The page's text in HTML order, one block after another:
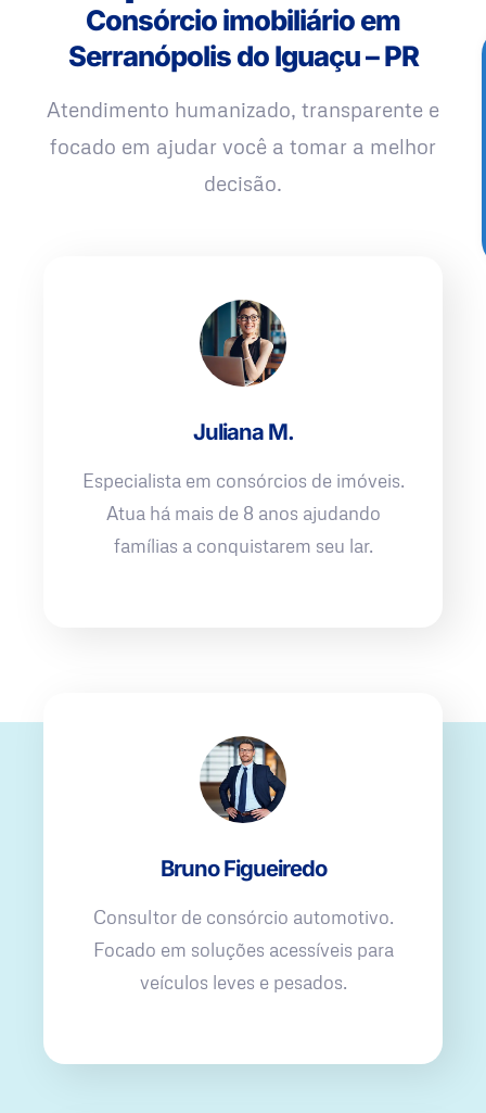
Consórcio imobiliário em
Serranópolis do Iguaçu – PR
Atendimento humanizado, transparente e
focado em ajudar você a tomar a melhor
decisão.
Juliana M.
Especialista em consórcios de imóveis.
Atua há mais de 8 anos ajudando
famílias a conquistarem seu lar.
Bruno Figueiredo
Consultor de consórcio automotivo.
Focado em soluções acessíveis para
veículos leves e pesados.